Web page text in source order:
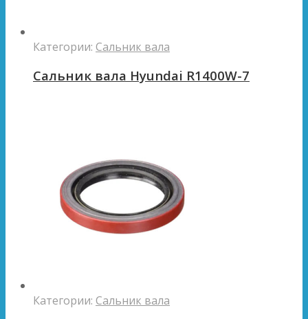
Категории: Сальник вала
Сальник вала Hyundai R1400W-7
Категории: Сальник вала